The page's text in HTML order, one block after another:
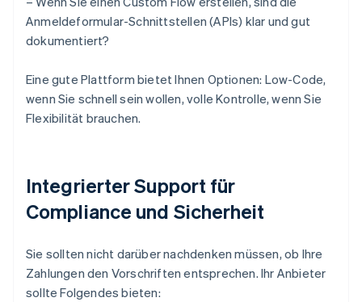
Anmeldeformular-Schnittstellen (APIs) klar und gut
dokumentiert?
Eine gute Plattform bietet Ihnen Optionen: Low-Code,
wenn Sie schnell sein wollen, volle Kontrolle, wenn Sie
Flexibilität brauchen.
Integrierter Support für
Compliance und Sicherheit
Sie sollten nicht darüber nachdenken müssen, ob Ihre
Zahlungen den Vorschriften entsprechen. Ihr Anbieter
sollte Folgendes bieten: